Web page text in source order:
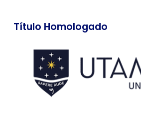
Título Homologado